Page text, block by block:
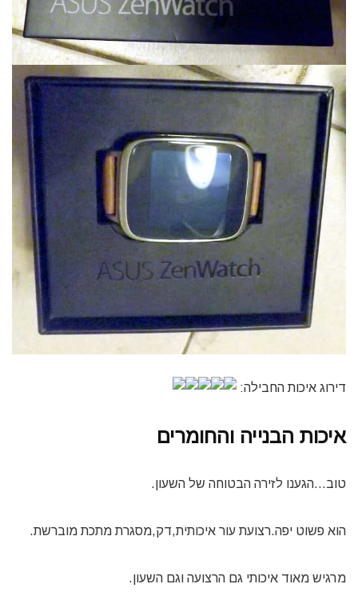
דירוג איכות החבילה:
איכות הבנייה והחומרים
טוב…הגענו לזירה הבטוחה של השעון.
הוא פשוט יפה.רצועת עור איכותית,דק,מסגרת מתכת מוברשת.
מרגיש מאוד איכותי גם הרצועה וגם השעון.